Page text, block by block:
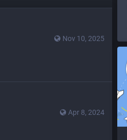
Nov 10, 2025
Apr 8, 2024